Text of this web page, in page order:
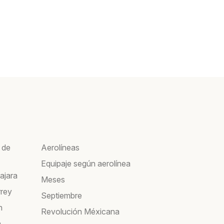
Aerolíneas
Equipaje según aerolínea
Meses
Septiembre
Revolución Méxicana